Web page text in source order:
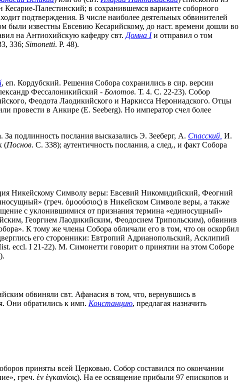
Палестинский; в сохранившемся варианте соборного
подтверждения. В числе наиболее деятельных обвинителей
были известны Евсевию Кесарийскому, до наст. времени дошли во
на Антиохийскую кафедру свт. Домна Iи отправил о том
336; Simonetti. P. 48).
, еп. Кордубский. Решения Собора сохранились в сир. версии
Фессалоникийский - Болотов. Т. 4. С. 22-23). Собор
Феодота Лаодикийского и Наркисса Нерониадского. Отцы
провести в Анкире (E. Seeberg). Но император счел более
подлинность послания высказались Э. Зееберг, А. Спасский, И.
(Поснов. С. 338); аутентичность послания, а след., и факт Собора
Никейскому Символу веры: Евсевий Никомидийский, Феогний
(греч. ὁμοούσιος) в Никейском Символе веры, а также
с уклонившимися от признания термина «единосущный»
Георгием Лаодикийским, Феодосием Трипольским), обвинив
К тому же члены Собора обличали его в том, что он оскорбил
его сторонники: Евтропий Адрианопольский, Асклипий
eccl. I 21-22). М. Симонетти говорит о принятии на этом Соборе
обвиняли свт. Афанасия в том, что, вернувшись в
Они обратились к имп. Констанцию, предлагая назначить
приняты всей Церковью. Собор составился по окончании
греч. ἐν ἐγκαινίοις). На ее освящение прибыли 97 епископов и